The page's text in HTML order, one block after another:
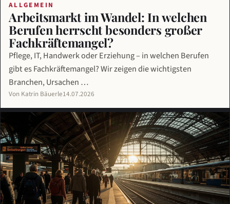
ALLGEMEIN
Arbeitsmarkt im Wandel: In welchen
Berufen herrscht besonders großer
Fachkräftemangel?
Pflege, IT, Handwerk oder Erziehung – in welchen Berufen
gibt es Fachkräftemangel? Wir zeigen die wichtigsten
Branchen, Ursachen …
Von Katrin Bäuerle14.07.2026